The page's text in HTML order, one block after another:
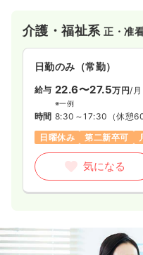
介護・福祉系正・准
日勤のみ（常勤）
給与 22.6〜27.5万円/月
※一例
時間 8:30～17:30 （休憩
日曜休み
第二新卒可
気になる